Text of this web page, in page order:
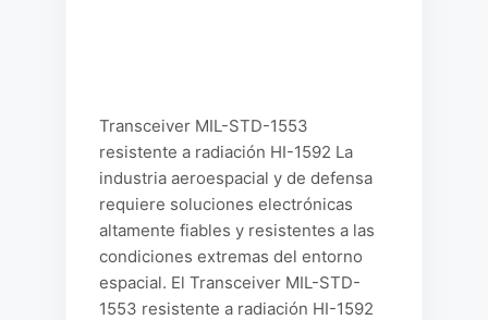
Transceiver MIL-STD-1553
resistente a radiación HI-1592 La
industria aeroespacial y de defensa
requiere soluciones electrónicas
altamente fiables y resistentes a las
condiciones extremas del entorno
espacial. El Transceiver MIL-STD-
1553 resistente a radiación HI-1592